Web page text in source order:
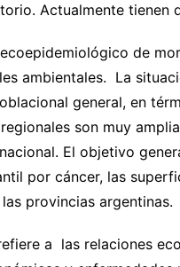
Actualmente tienen
de
ambientales. La
general, en
son muy
El objetivo
por cáncer, las
provincias argentinas.
a las relaciones